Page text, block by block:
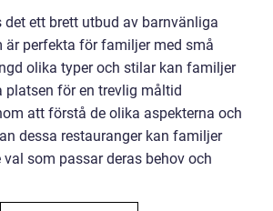
det ett brett utbud av barnvänliga
är perfekta för familjer med små
olika typer och stilar kan familjer
platsen för en trevlig måltid
att förstå de olika aspekterna och
dessa restauranger kan familjer
som passar deras behov och